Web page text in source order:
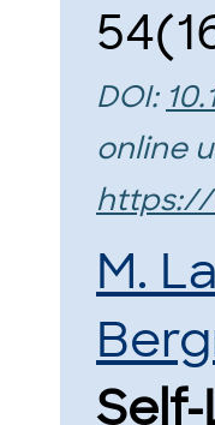
DOI:
online
https://
M.